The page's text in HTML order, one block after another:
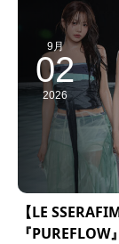
9月
02
2026
【LE
『PUREFLOW